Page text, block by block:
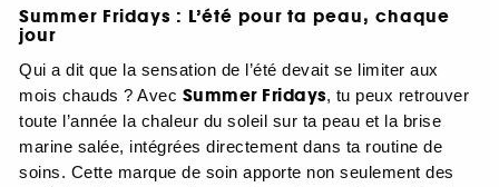
Summer Fridays : L’été pour ta peau, chaque
jour
Qui a dit que la sensation de l’été devait se limiter aux
mois chauds ? Avec Summer Fridays, tu peux retrouver
toute l’année la chaleur du soleil sur ta peau et la brise
marine salée, intégrées directement dans ta routine de
soins. Cette marque de soin apporte non seulement des